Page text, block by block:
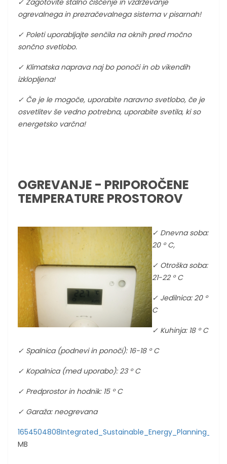
ogrevalnega in prezračevalnega sistema v pisarnah!
✓ Poleti uporabljajte senčila na oknih pred močno
sončno svetlobo.
✓ Klimatska naprava naj bo ponoči in ob vikendih
izklopljena!
✓ Če je le mogoče, uporabite naravno svetlobo, če je
osvetlitev še vedno potrebna, uporabite svetila, ki so
energetsko varčna!
OGREVANJE - PRIPOROČENE
TEMPERATURE PROSTOROV
✓ Dnevna soba:
20 ° C,
✓ Otroška soba:
21-22 ° C
✓ Jedilnica: 20 °
C
✓ Kuhinja: 18 ° C
✓ Spalnica (podnevi in ponoči): 16-18 ° C
✓ Kopalnica (med uporabo): 23 ° C
✓ Predprostor in hodnik: 15 ° C
✓ Garaža: neogrevana
MB